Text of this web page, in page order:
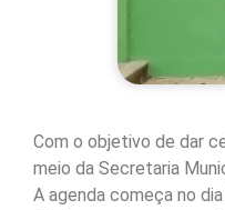
Com o objetivo de dar
meio da Secretaria
A agenda começa no